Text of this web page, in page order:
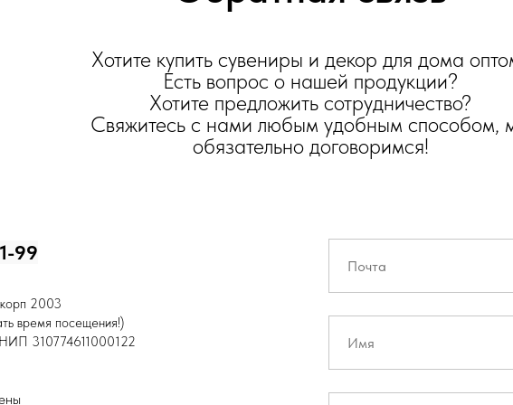
Хотите купить сувениры и декор для дома
Есть вопрос о нашей продукции?
Хотите предложить сотрудничество?
Свяжитесь с нами любым удобным способом,
обязательно договоримся!
99
2003
время посещения!)
310774611000122